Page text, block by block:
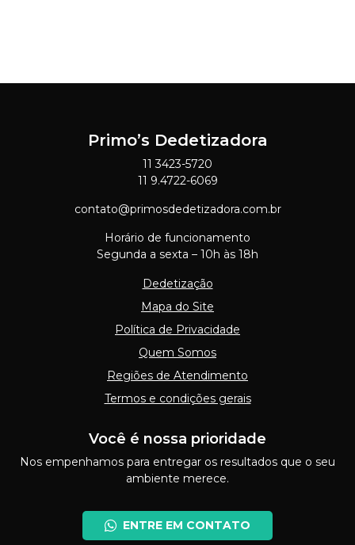
Primo’s Dedetizadora
11 3423-5720
11 9.4722-6069
contato@primosdedetizadora.com.br
Horário de funcionamento
Segunda a sexta – 10h às 18h
Dedetização
Mapa do Site
Política de Privacidade
Quem Somos
Regiões de Atendimento
Termos e condições gerais
Você é nossa prioridade
Nos empenhamos para entregar os resultados que o seu
ambiente merece.
ENTRE EM CONTATO